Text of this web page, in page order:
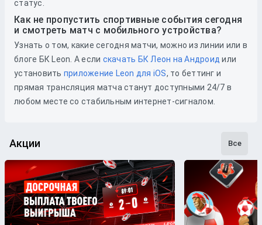
статус.
Как не пропустить спортивные события сегодня
и смотреть матч с мобильного устройства?
Узнать о том, какие сегодня матчи, можно из линии или в
блоге БК Leon. А если скачать БК Леон на Андроид или
установить приложение Leon для iOS, то беттинг и
прямая трансляция матча станут доступными 24/7 в
любом месте со стабильным интернет-сигналом.
Акции Все